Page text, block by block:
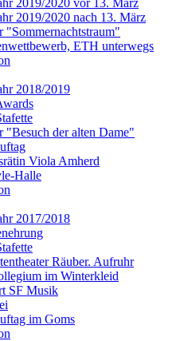
2019/2020 vor 13. März
2019/2020 nach 13. März
"Sommernachtstraum"
ETH unterwegs
2018/2019
"Besuch der alten Dame"
Viola Amherd
Halle
2017/2018
Räuber. Aufruhr
im Winterkleid
SF Musik
im Goms